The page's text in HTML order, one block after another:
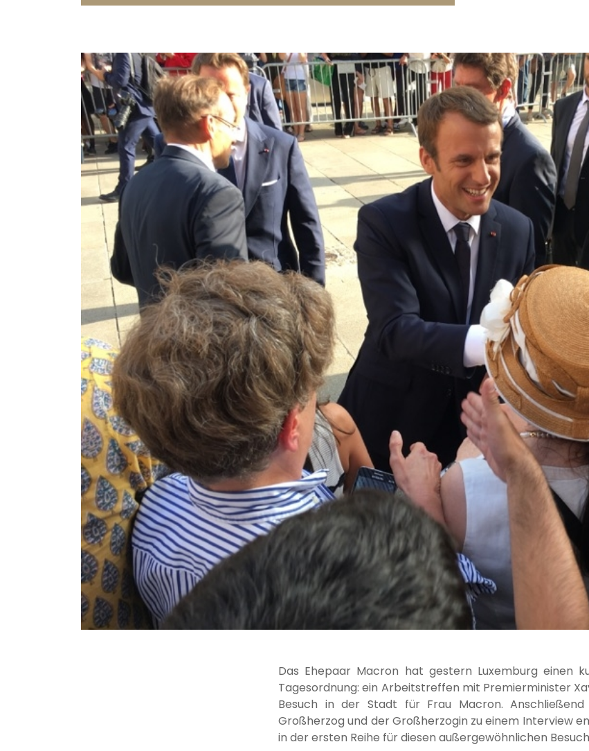
Das Ehepaar Macron hat gestern Luxemburg einen
Tagesordnung: ein Arbeitstreffen mit Premierminister
Besuch in der Stadt für Frau Macron.
Großherzog und der Großherzogin zu einem Interview
in der ersten Reihe für diesen außergewöhnlichen